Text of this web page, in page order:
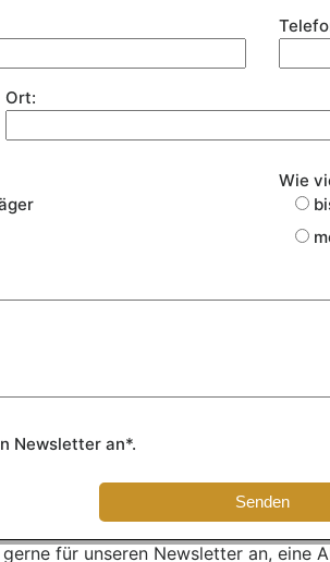
Ort:
Wie
Newsletter an*.
für unseren Newsletter an, eine